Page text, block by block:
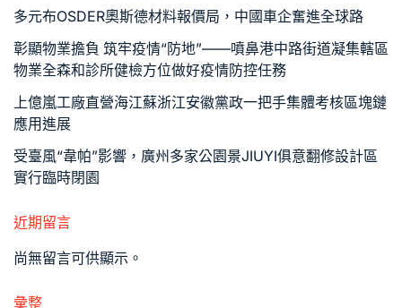
多元布OSDER奧斯德材料報價局，中國車企奮進全球路
彰顯物業擔負 筑牢疫情“防地”——噴鼻港中路街道凝集轄區
物業全森和診所健檢方位做好疫情防控任務
上億嵐工廠直營海江蘇浙江安徽黨政一把手集體考核區塊鏈
應用進展
受臺風“韋帕”影響，廣州多家公園景JIUYI俱意翻修設計區
實行臨時閉園
近期留言
尚無留言可供顯示。
彙整